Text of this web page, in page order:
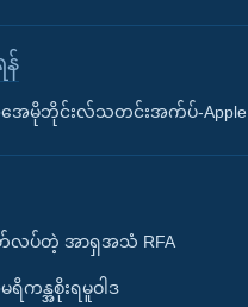
ေမိုဘိုင်းလ်သတင်းအက်ပ်-Apple
ပ်တဲ့ အာရှအသံ RFA
ရိကန္အစိုးရမူဝါဒ